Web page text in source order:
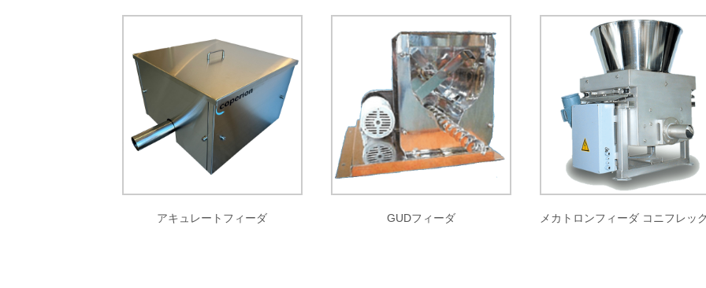
アキュレートフィーダ GUDフィーダ メカトロンフィーダ コニフレッ